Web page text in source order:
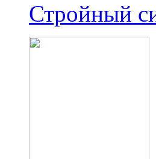
Стройный